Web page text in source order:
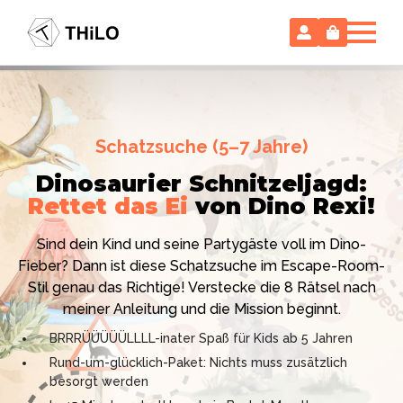
Hollywood-Action im
Kinderzimmer – ohne
Vorbereitungsstress!
Ich bin THiLO, "Dein SPIEGEL"-Bestseller-Autor und
TV-Profi (ZDF "1, 2 oder 3"). Entdecke jetzt meine
Schatzsuchen und Escape Rooms zum Sofort-
Download. Und natürlich meine Ebooks.
Schatzsuche (5–7 Jahre)
Dinosaurier Schnitzeljagd:
Rettet das Ei von Dino Rexi!
Sind dein Kind und seine Partygäste voll im Dino-
Fieber? Dann ist diese Schatzsuche im Escape-Room-
Stil genau das Richtige! Verstecke die 8 Rätsel nach
meiner Anleitung und die Mission beginnt.
BRRRÜÜÜÜÜLLLL-inater Spaß für Kids ab 5 Jahren
Rund-um-glücklich-Paket: Nichts muss zusätzlich
besorgt werden
Escape Room (ab 8 oder 12 Jahre)
Locked-up Agents: Im Labor
des Virologen
Das gab es noch nie: Verwandele dein Zuhause in ein
High-Tech Labor! Unser 24-seitiges PDF enthält alles:
Mission, Agentenausweise, Rätsel und Requisiten.
Knackt den Fall in 90 Minuten!
Kniffliger Rätselspaß für 2 bis 6 Spieler (8 - 11 oder 12–
99 Jahre)
Professionelles PDF: Agentenausweise & Schilder
inklusive